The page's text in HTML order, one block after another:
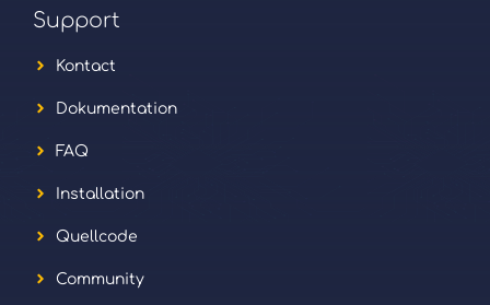
Support
Kontact
Dokumentation
FAQ
Installation
Quellcode
Community